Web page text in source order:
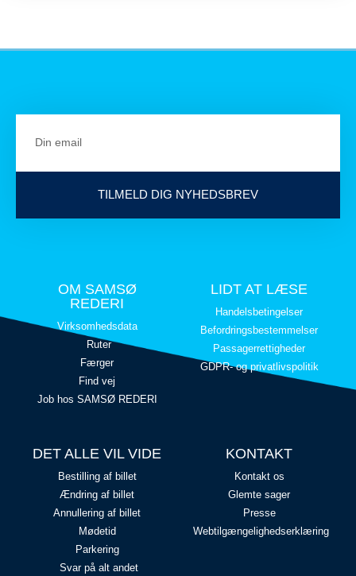
TILMELD DIG NYHEDSBREV
OM SAMSØ
REDERI
Virksomhedsdata
Ruter
Færger
Find vej
Job hos SAMSØ REDERI
LIDT AT LÆSE
Handelsbetingelser
Befordringsbestemmelser
Passagerrettigheder
GDPR- og privatlivspolitik
DET ALLE VIL VIDE
Bestilling af billet
Ændring af billet
Annullering af billet
Mødetid
Parkering
Svar på alt andet
KONTAKT
Kontakt os
Glemte sager
Presse
Webtilgængelighedserklæring